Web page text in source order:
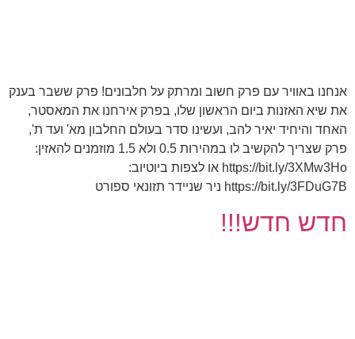
אנחנו באוויר עם פרק חשוב ומרתק על חלבונים! פרק ששבר בענק
את שיא האזנות ביום הראשון שלו, בפרק אירחנו את המאסטר,
האחד והיחיד יאיר להב, ועשינו סדר בעולם החלבון מא' ועד ת',
פרק שצריך להקשיב לו במהירות 0.5 ולא 1.5 מוזמנים להאזין:
https://bit.ly/3XMw3Ho או לצפות ביוטיוב:
https://bit.ly/3FDuG7B ניר שניידר תזונאי ספורט
חדש חדש!!!